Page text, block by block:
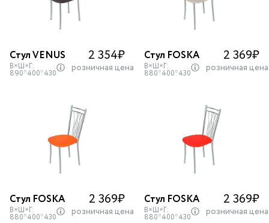
Стул VENUS 2 354₽
В×Ш×Г:
890*400*430 розничная цена
Стул FOSKA 2 369₽
В×Ш×Г:
880*400*430 розничная цена
Стул FOSKA 2 369₽
В×Ш×Г:
880*400*430 розничная цена
Стул FOSKA 2 369₽
В×Ш×Г:
880*400*430 розничная цена